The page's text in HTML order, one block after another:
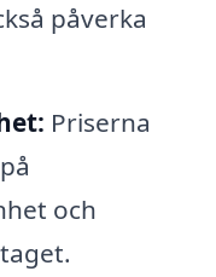
påverka
Priserna
och